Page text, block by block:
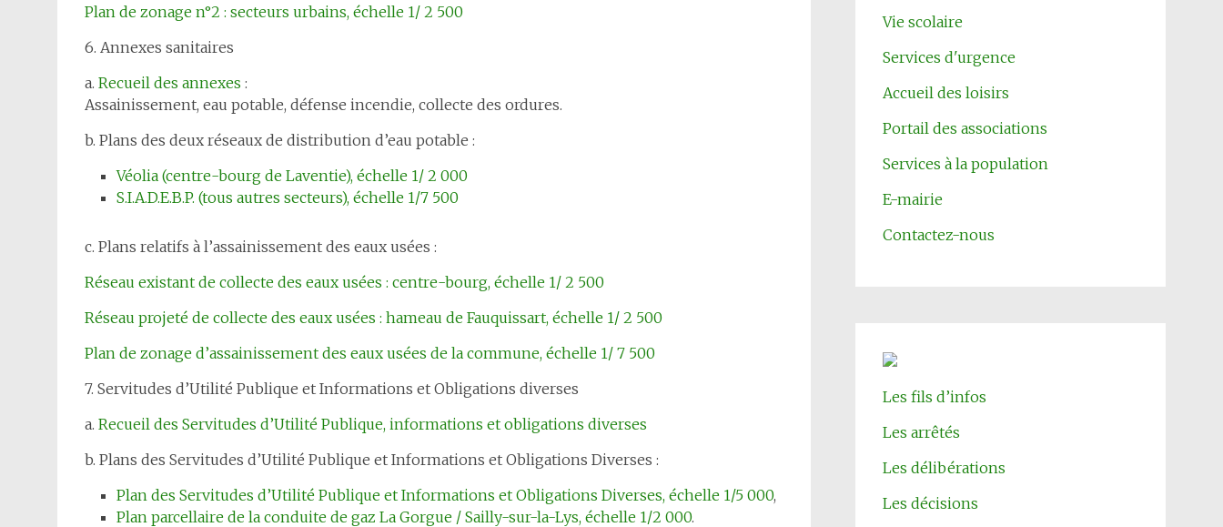
Plan de zonage n°2 : secteurs urbains, échelle 1/ 2 500
6. Annexes sanitaires
a. Recueil des annexes :
Assainissement, eau potable, défense incendie, collecte des ordures.
b. Plans des deux réseaux de distribution d’eau potable :
Véolia (centre-bourg de Laventie), échelle 1/ 2 000
S.I.A.D.E.B.P. (tous autres secteurs), échelle 1/7 500
c. Plans relatifs à l’assainissement des eaux usées :
Réseau existant de collecte des eaux usées : centre-bourg, échelle 1/ 2 500
Réseau projeté de collecte des eaux usées : hameau de Fauquissart, échelle 1/ 2 500
Plan de zonage d’assainissement des eaux usées de la commune, échelle 1/ 7 500
7. Servitudes d’Utilité Publique et Informations et Obligations diverses
a. Recueil des Servitudes d’Utilité Publique, informations et obligations diverses
b. Plans des Servitudes d’Utilité Publique et Informations et Obligations Diverses :
Plan des Servitudes d’Utilité Publique et Informations et Obligations Diverses, échelle 1/5 000,
Plan parcellaire de la conduite de gaz La Gorgue / Sailly-sur-la-Lys, échelle 1/2 000.
Vie scolaire
Services d'urgence
Accueil des loisirs
Portail des associations
Services à la population
E-mairie
Contactez-nous
Les fils d’infos
Les arrêtés
Les délibérations
Les décisions